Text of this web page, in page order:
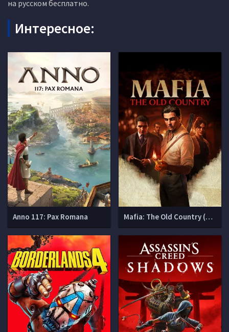
на русском бесплатно.
Интересное:
Anno 117: Pax Romana Mafia: The Old Country (Мафия 4)